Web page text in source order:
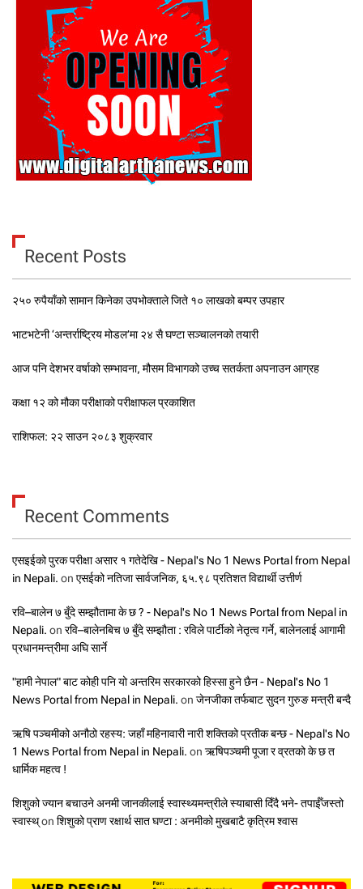
Recent Posts
२५० रुपैयाँको सामान किनेका उपभोक्ताले जिते १० लाखको बम्पर उपहार
भाटभटेनी ‘अन्तर्राष्ट्रिय मोडल’मा २४ सै घण्टा सञ्चालनको तयारी
आज पनि देशभर वर्षाको सम्भावना, मौसम विभागको उच्च सतर्कता अपनाउन आग्रह
कक्षा १२ को मौका परीक्षाको परीक्षाफल प्रकाशित
राशिफल: २२ साउन २०८३ शुक्रवार
Recent Comments
एसइईको पुरक परीक्षा असार १ गतेदेखि - Nepal's No 1 News Portal from Nepal
in Nepali. on एसईको नतिजा सार्वजनिक, ६५.९८ प्रतिशत विद्यार्थी उत्तीर्ण
रवि–बालेन ७ बुँदे सम्झौतामा के छ ? - Nepal's No 1 News Portal from Nepal in
Nepali. on रवि–बालेनबिच ७ बुँदे सम्झौता : रविले पार्टीको नेतृत्व गर्ने, बालेनलाई आगामी
प्रधानमन्त्रीमा अघि सार्ने
"हामी नेपाल" बाट कोही पनि यो अन्तरिम सरकारको हिस्सा हुने छैन - Nepal's No 1
News Portal from Nepal in Nepali. on जेनजीका तर्फबाट सुदन गुरुङ मन्त्री बन्दै
ऋषि पञ्चमीको अनौठो रहस्य: जहाँ महिनावारी नारी शक्तिको प्रतीक बन्छ - Nepal's No
1 News Portal from Nepal in Nepali. on ऋषिपञ्चमी पूजा र व्रतको के छ त
धार्मिक महत्व !
शिशुको ज्यान बचाउने अनमी जानकीलाई स्वास्थ्यमन्त्रीले स्याबासी दिँदै भने- तपाईँजस्तो
स्वास्थ्on शिशुको प्राण रक्षार्थ सात घण्टा : अनमीको मुखबाटै कृत्रिम श्वास